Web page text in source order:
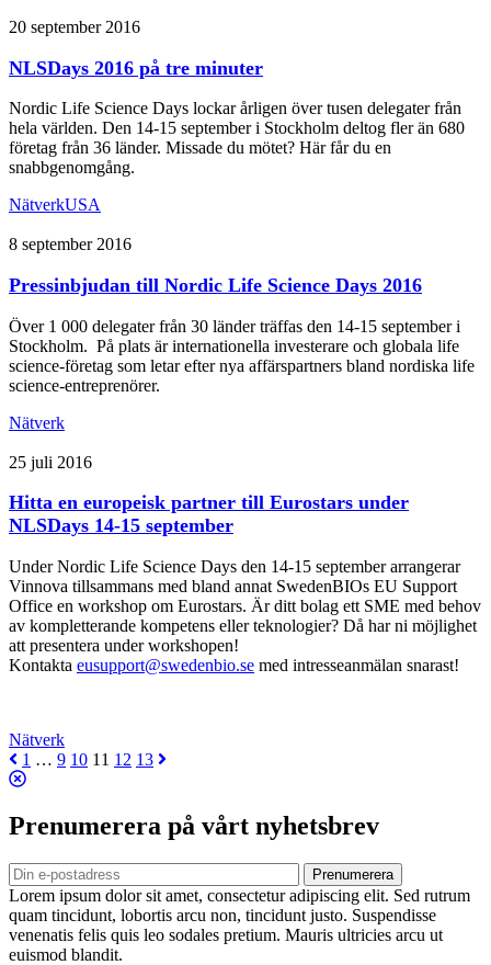
20 september 2016
NLSDays 2016 på tre minuter
Nordic Life Science Days lockar årligen över tusen delegater från
hela världen. Den 14-15 september i Stockholm deltog fler än 680
företag från 36 länder. Missade du mötet? Här får du en
snabbgenomgång.
NätverkUSA
8 september 2016
Pressinbjudan till Nordic Life Science Days 2016
Över 1 000 delegater från 30 länder träffas den 14-15 september i
Stockholm. På plats är internationella investerare och globala life
science-företag som letar efter nya affärspartners bland nordiska life
science-entreprenörer.
Nätverk
25 juli 2016
Hitta en europeisk partner till Eurostars under
NLSDays 14-15 september
Under Nordic Life Science Days den 14-15 september arrangerar
Vinnova tillsammans med bland annat SwedenBIOs EU Support
Office en workshop om Eurostars. Är ditt bolag ett SME med behov
av kompletterande kompetens eller teknologier? Då har ni möjlighet
att presentera under workshopen!
Kontakta eusupport@swedenbio.se med intresseanmälan snarast!
Nätverk
1 … 9 10 11 12 13
Prenumerera på vårt nyhetsbrev
Prenumerera
Lorem ipsum dolor sit amet, consectetur adipiscing elit. Sed rutrum
quam tincidunt, lobortis arcu non, tincidunt justo. Suspendisse
venenatis felis quis leo sodales pretium. Mauris ultricies arcu ut
euismod blandit.